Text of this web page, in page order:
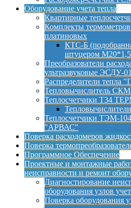
Оборудование учета тепла
Квартирные
Комплекты
платиновых
КТС-Б
штуцером М20*1,5
Преобразователи
ультразвуковые ЭСДУ-01
Распределители тепла
Тепловычислитель
Теплосчетчики Т34
Теплосчетчики ТЭМ-
"АРВАС"
Поверка расходомеров
Поверка
Программное Обеспечение
Проектные и монтажные
неисправности и ремонт
Диагностирование
оборудования узлов
Поверка оборудования